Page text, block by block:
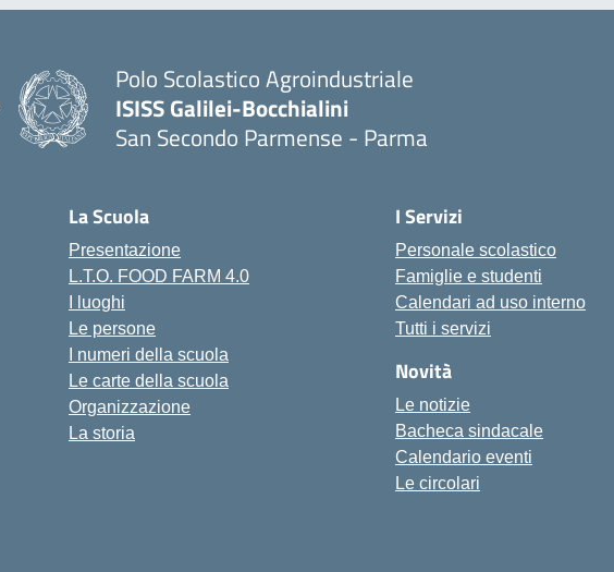
Polo Scolastico Agroindustriale
ISISS Galilei-Bocchialini
San Secondo Parmense - Parma
La Scuola
Presentazione
L.T.O. FOOD FARM 4.0
I luoghi
Le persone
I numeri della scuola
Le carte della scuola
Organizzazione
La storia
I Servizi
Personale scolastico
Famiglie e studenti
Calendari ad uso interno
Tutti i servizi
Novità
Le notizie
Bacheca sindacale
Calendario eventi
Le circolari